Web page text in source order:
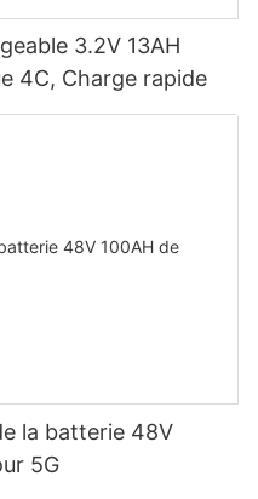
3.2V 13AH
4C, Charge rapide
la batterie 48V
5G